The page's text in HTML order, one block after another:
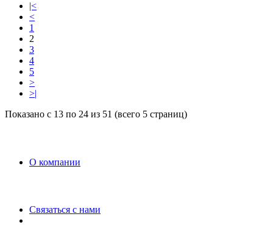
|<
<
1
2
3
4
5
>
>|
Показано с 13 по 24 из 51 (всего 5 страниц)
O компании
Связаться с нами